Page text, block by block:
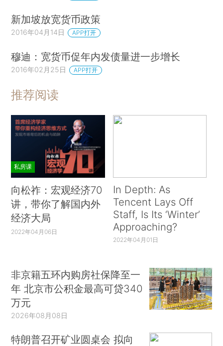
新加坡放宽货币政策
2016年04月14日 APP打开
穆迪：宽货币促年内发债量进一步增长
2016年02月25日 APP打开
推荐阅读
私房课
向松祚：宏观经济70
讲，带你了解国内外
经济大局
2022年04月06日
In Depth: As
Tencent Lays Off
Staff, Is Its ‘Winter’
Approaching?
2022年04月01日
非京籍五环内购房社保降至一
年 北京市公积金最高可贷340
万元
2026年08月08日
特朗普召开矿业圆桌会 拟向